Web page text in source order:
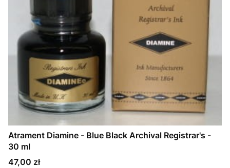
Atrament Diamine - Blue Black Archival Registrar's -
30 ml
Cena
47,00 zł